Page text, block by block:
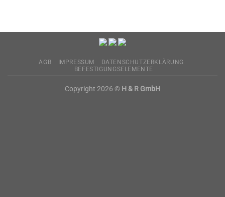
AGB IMPRESSUM
DATENSCHUTZERKLÄRUNG
BEFESTIGUNGSELEMENTE
Copyright 2026 © H & R GmbH